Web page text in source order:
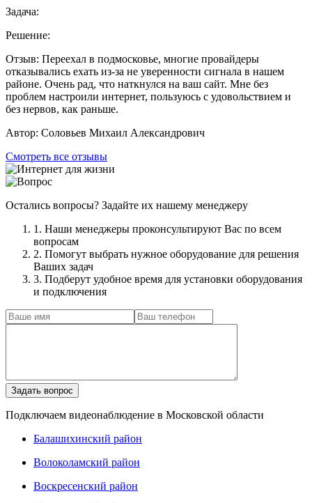
Задача:
Решение:
Отзыв: Переехал в подмосковье, многие провайдеры
отказывались ехать из-за не уверенности сигнала в нашем
районе. Очень рад, что наткнулся на ваш сайт. Мне без
проблем настроили интернет, пользуюсь с удовольствием и
без нервов, как раньше.
Автор: Соловьев Михаил Александрович
Смотреть все отзывы
Остались вопросы? Задайте их нашему менеджеру
1. Наши менеджеры проконсультируют Вас по всем
вопросам
2. Помогут выбрать нужное оборудование для решения
Ваших задач
3. Подберут удобное время для установки оборудования
и подключения
Подключаем видеонаблюдение в Московской области
Балашихинский район
Волоколамский район
Воскресенский район